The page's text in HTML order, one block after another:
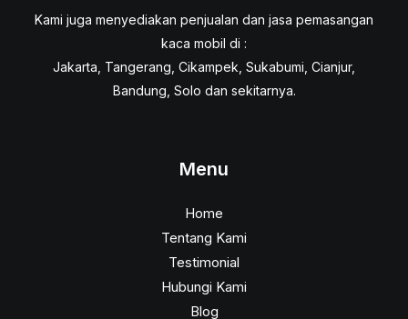
Kami juga menyediakan penjualan dan jasa pemasangan
kaca mobil di :
Jakarta, Tangerang, Cikampek, Sukabumi, Cianjur,
Bandung, Solo dan sekitarnya.
Menu
Home
Tentang Kami
Testimonial
Hubungi Kami
Blog